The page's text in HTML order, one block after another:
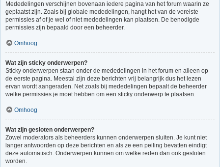
Mededelingen verschijnen bovenaan iedere pagina van het forum waarin ze
geplaatst zijn. Zoals bij globale mededelingen, hangt het van de vereiste
permissies af of je wel of niet mededelingen kan plaatsen. De benodigde
permissies zijn bepaald door een beheerder.
Omhoog
Wat zijn sticky onderwerpen?
Sticky onderwerpen staan onder de mededelingen in het forum en alleen op
de eerste pagina. Meestal zijn deze berichten vrij belangrijk dus het lezen
ervan wordt aangeraden. Net zoals bij mededelingen bepaalt de beheerder
welke permissies je moet hebben om een sticky onderwerp te plaatsen.
Omhoog
Wat zijn gesloten onderwerpen?
Zowel moderators als beheerders kunnen onderwerpen sluiten. Je kunt niet
langer antwoorden op deze berichten en als ze een peiling bevatten eindigt
deze automatisch. Onderwerpen kunnen om welke reden dan ook gesloten
worden.